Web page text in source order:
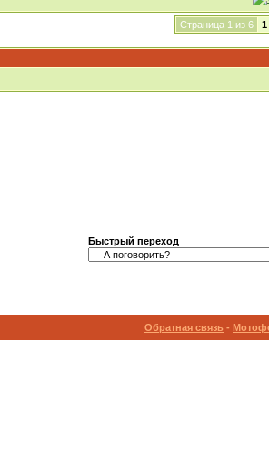
Страница 1 из 6 1
Быстрый переход
Обратная связь -